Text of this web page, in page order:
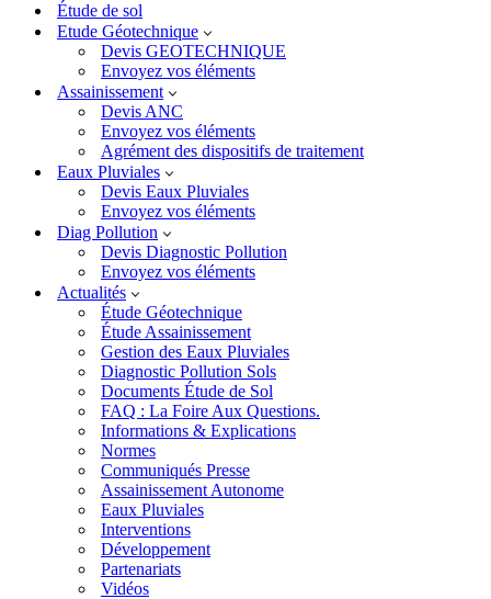
Étude de sol
Etude Géotechnique
Devis GEOTECHNIQUE
Envoyez vos éléments
Assainissement
Devis ANC
Envoyez vos éléments
Agrément des dispositifs de traitement
Eaux Pluviales
Devis Eaux Pluviales
Envoyez vos éléments
Diag Pollution
Devis Diagnostic Pollution
Envoyez vos éléments
Actualités
Étude Géotechnique
Étude Assainissement
Gestion des Eaux Pluviales
Diagnostic Pollution Sols
Documents Étude de Sol
FAQ : La Foire Aux Questions.
Informations & Explications
Normes
Communiqués Presse
Assainissement Autonome
Eaux Pluviales
Interventions
Développement
Partenariats
Vidéos